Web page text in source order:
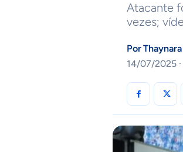
Atacante
vezes;
Por
14/07/2025